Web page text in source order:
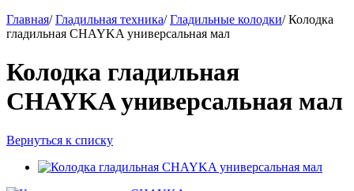
Главная/ Гладильная техника/ Гладильные колодки/ Колодка
гладильная CHAYKA универсальная мал
Колодка гладильная
CHAYKA универсальная мал
Вернуться к списку